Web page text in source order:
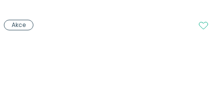
Akce